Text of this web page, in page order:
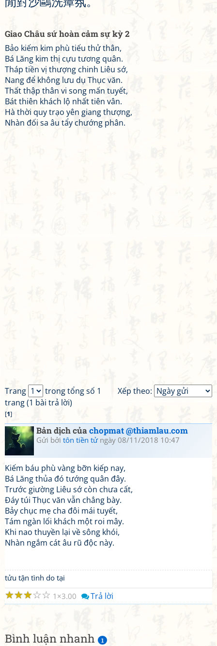
Bình luận nhanh 1
Giao Châu sứ hoàn cảm sự kỳ 2
Bảo kiếm kim phù tiếu thử thân,
Bá Lăng kim thị cựu tương quân.
Tháp tiền vị thượng chinh Liêu sớ,
Nang để không lưu dụ Thục văn.
Thất thập thân vi song mấn tuyết,
Bát thiên khách lộ nhất tiên vân.
Hà thời quy trạo yên giang thượng,
Nhàn đối sa âu tẩy chướng phân.
Xếp theo:
Trang
trong tổng số 1
trang (1 bài trả lời)
[1]
Bản dịch củachopmat @thiamlau.com
Gửi bởi tôn tiền tửngày 08/11/2018 10:47
Kiếm báu phù vàng bỡn kiếp nay,
Bá Lăng thủa đó tướng quân đây.
Trước giường Liêu sớ còn chưa cất,
Đáy túi Thục văn vẫn chẳng bày.
Bảy chục mẹ cha đôi mái tuyết,
Tám ngàn lối khách một roi mây.
Khi nao thuyền lại về sông khói,
Nhàn ngắm cát âu rũ độc này.
tửu tận tình do tại
☆
☆
☆
☆
☆ 1 3.00 Trả lời